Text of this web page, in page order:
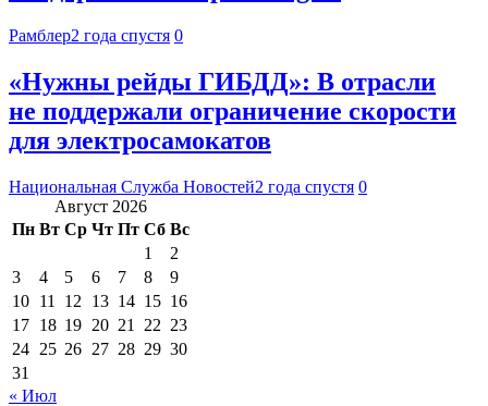
Рамблер2 года спустя 0
«Нужны рейды ГИБДД»: В отрасли
не поддержали ограничение скорости
для электросамокатов
Национальная Служба Новостей2 года спустя 0
Август 2026
Пн Вт Ср Чт Пт Сб Вс
1
2
3
4 5 6 7 8
9
10 11 12 13 14 15 16
17 18 19 20 21 22 23
24 25 26 27 28 29 30
31
« Июл